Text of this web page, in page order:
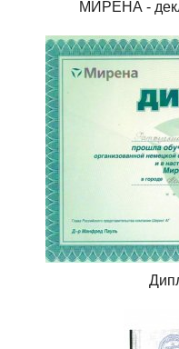
МИРЕНА -